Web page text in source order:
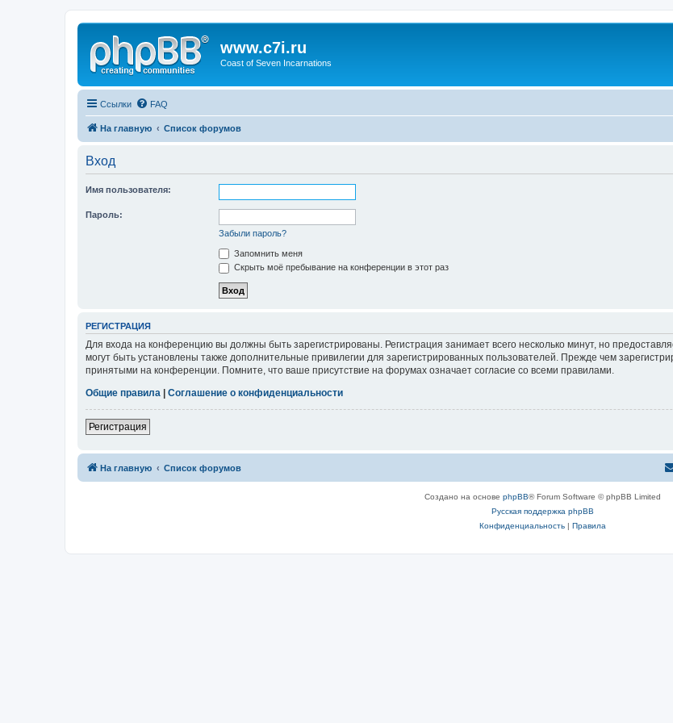
www.c7i.ru
Coast of Seven Incarnations
Ссылки FAQ
На главную Список форумов
Вход
Имя пользователя:
Пароль:
Забыли пароль?
Запомнить меня
Скрыть моё пребывание на конференции в этот раз
РЕГИСТРАЦИЯ
Для входа на конференцию вы должны быть зарегистрированы. Регистрация занимает всего несколько минут, но
могут быть установлены также дополнительные привилегии для зарегистрированных пользователей. Прежде чем
принятыми на конференции. Помните, что ваше присутствие на форумах означает согласие со всеми правилами.
Общие правила
Соглашение о конфиденциальности
Регистрация
На главную Список форумов
Создано на основе phpBB® Forum Software © phpBB Limited
Русская поддержка phpBB
Конфиденциальность| Правила